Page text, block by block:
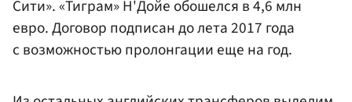
Сити». «Тиграм» Н'Дойе обошелся в 4,6 млн
евро. Договор подписан до лета 2017 года
с возможностью пролонгации еще на год.